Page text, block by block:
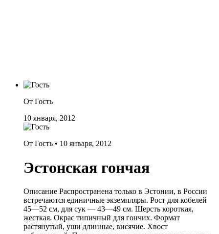
От Гость
10 января, 2012
От Гость • 10 января, 2012
Эстонская гончая
Описание Распространена только в Эстонии, в России
встречаются единичные экземпляры. Рост для кобелей
45—52 см, для сук — 43—49 см. Шерсть короткая,
жесткая. Окрас типичный для гончих. Формат
растянутый, уши длинные, висячие. Хвост